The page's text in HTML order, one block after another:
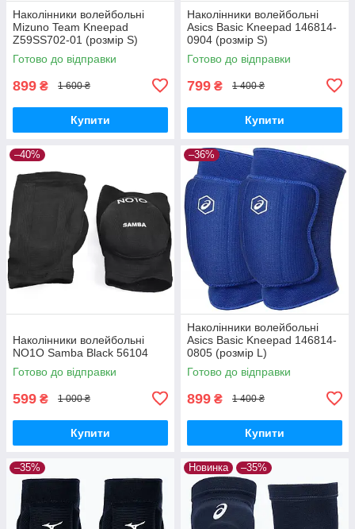
Наколінники волейбольні
Mizuno Team Kneepad
Z59SS702-01 (розмір S)
Готово до відправки
899 ₴ 1 600 ₴
Купити
Наколінники волейбольні
Asics Basic Kneepad 146814-
0904 (розмір S)
Готово до відправки
799 ₴ 1 400 ₴
Купити
–40%
Наколінники волейбольні
NO1O Samba Black 56104
Готово до відправки
599 ₴ 1 000 ₴
Купити
–36%
Наколінники волейбольні
Asics Basic Kneepad 146814-
0805 (розмір L)
Готово до відправки
899 ₴ 1 400 ₴
Купити
–35% Новинка –35%